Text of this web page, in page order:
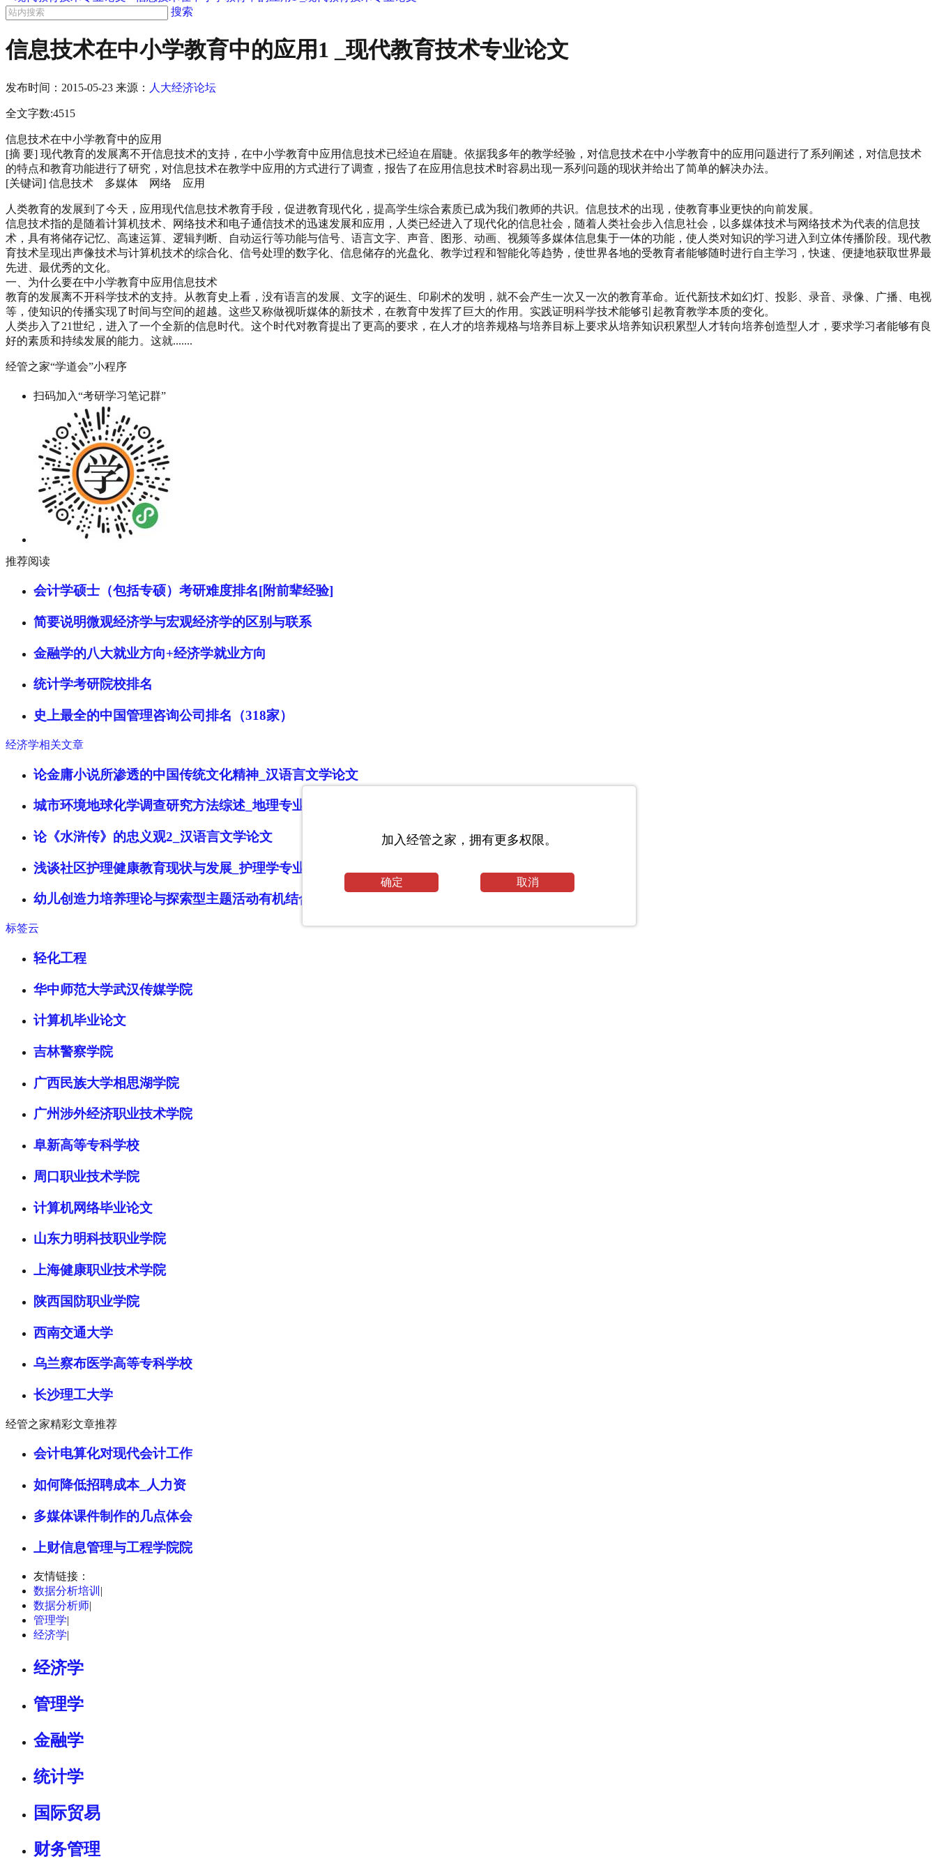
搜索
信息技术在中小学教育中的应用1 _现代教育技术专业论文
发布时间： 2015-05-23 来源： 人大经济论坛
全文字数:4515
信息技术在中小学教育中的应用
[摘 要] 现代教育的发展离不开信息技术的支持，在中小学教育中应用信息技术已经迫在眉睫。依据我多年的教学经验，对信息技术在中小学教育中的应用问题进行了系列阐述，对信息技术
的特点和教育功能进行了研究，对信息技术在教学中应用的方式进行了调查，报告了在应用信息技术时容易出现一系列问题的现状并给出了简单的解决办法。
[关键词] 信息技术 多媒体 网络 应用
人类教育的发展到了今天，应用现代信息技术教育手段，促进教育现代化，提高学生综合素质已成为我们教师的共识。信息技术的出现，使教育事业更快的向前发展。
信息技术指的是随着计算机技术、网络技术和电子通信技术的迅速发展和应用，人类已经进入了现代化的信息社会，随着人类社会步入信息社会，以多媒体技术与网络技术为代表的信息技
术，具有将储存记忆、高速运算、逻辑判断、自动运行等功能与信号、语言文字、声音、图形、动画、视频等多媒体信息集于一体的功能，使人类对知识的学习进入到立体传播阶段。现代教
育技术呈现出声像技术与计算机技术的综合化、信号处理的数字化、信息储存的光盘化、教学过程和智能化等趋势，使世界各地的受教育者能够随时进行自主学习，快速、便捷地获取世界最
先进、最优秀的文化。
一、为什么要在中小学教育中应用信息技术
教育的发展离不开科学技术的支持。从教育史上看，没有语言的发展、文字的诞生、印刷术的发明，就不会产生一次又一次的教育革命。近代新技术如幻灯、投影、录音、录像、广播、电视
等，使知识的传播实现了时间与空间的超越。这些又称做视听媒体的新技术，在教育中发挥了巨大的作用。实践证明科学技术能够引起教育教学本质的变化。
人类步入了21世纪，进入了一个全新的信息时代。这个时代对教育提出了更高的要求，在人才的培养规格与培养目标上要求从培养知识积累型人才转向培养创造型人才，要求学习者能够有良
好的素质和持续发展的能力。这就.......
经管之家“学道会”小程序
扫码加入“考研学习笔记群”
推荐阅读
会计学硕士（包括专硕）考研难度排名[附前辈经验]
简要说明微观经济学与宏观经济学的区别与联系
金融学的八大就业方向+经济学就业方向
统计学考研院校排名
史上最全的中国管理咨询公司排名（318家）
经济学相关文章
论金庸小说所渗透的中国传统文化精神_汉语言文学论文
城市环境地球化学调查研究方法综述_地理专业毕业论文范文
论《水浒传》的忠义观2_汉语言文学论文
浅谈社区护理健康教育现状与发展_护理学专业毕业论文范文
幼儿创造力培养理论与探索型主题活动有机结合，创建办园新特色_学前教育毕业论文
标签云
轻化工程
华中师范大学武汉传媒学院
计算机毕业论文
吉林警察学院
广西民族大学相思湖学院
广州涉外经济职业技术学院
阜新高等专科学校
周口职业技术学院
计算机网络毕业论文
山东力明科技职业学院
上海健康职业技术学院
陕西国防职业学院
西南交通大学
乌兰察布医学高等专科学校
长沙理工大学
经管之家精彩文章推荐
会计电算化对现代会计工作
如何降低招聘成本_人力资
多媒体课件制作的几点体会
上财信息管理与工程学院院
友情链接：
数据分析培训 |
数据分析师|
管理学|
经济学|
经济学
管理学
金融学
统计学
国际贸易
财务管理
加入经管之家，拥有更多权限。
确定 取消